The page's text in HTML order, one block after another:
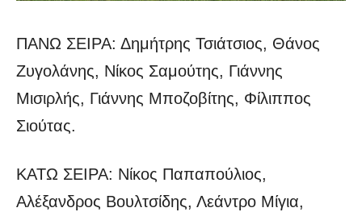
ΠΑΝΩ ΣΕΙΡΑ: Δημήτρης Τσιάτσιος, Θάνος
Ζυγολάνης, Νίκος Σαμούτης, Γιάννης
Μισιρλής, Γιάννης Μποζοβίτης, Φίλιππος
Σιούτας.
ΚΑΤΩ ΣΕΙΡΑ: Νίκος Παπαπούλιος,
Αλέξανδρος Βουλτσίδης, Λεάντρο Μίγια,